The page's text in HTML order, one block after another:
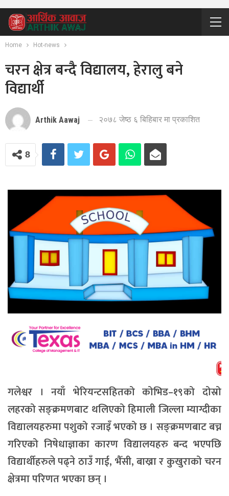
Home Hot-news
चरन क्षेत्र बन्दै विद्यालय, हेरालु बने
विद्यार्थी
Arthik Aawaj २०७८ जेष्ठ ६ बिहिबार मा प्रकाशित
8
गलेश्वर । नयाँ भेरियन्टसहितको कोभिड–१९को दोस्रो
लहरको सङ्क्रमणबाट थलिएको हिमाली जिल्ला म्याग्दीका
विद्यालयहरुमा पशुको रजाइँ भएको छ । सङ्क्रमणबाट बच्न
गरिएको निषेधाज्ञाका कारण विद्यालयहरु बन्द भएपछि
विद्यार्थीहरुले पढ्ने ठाउँ गाई, भैँसी, बाख्रा र कुखुराको चरन
क्षेत्रमा परिणत भएका छन् ।